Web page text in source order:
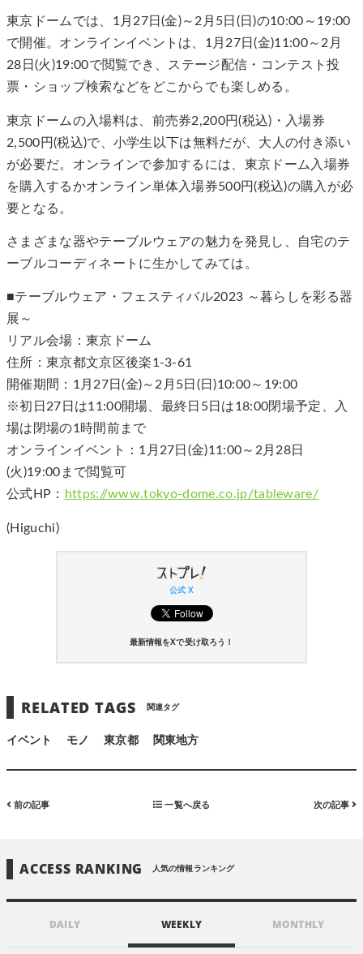
東京ドームでは、1月27日(金)～2月5日(日)の10:00～19:00
で開催。オンラインイベントは、1月27日(金)11:00～2月
28日(火)19:00で閲覧でき、ステージ配信・コンテスト投
票・ショップ検索などをどこからでも楽しめる。
東京ドームの入場料は、前売券2,200円(税込)・入場券
2,500円(税込)で、小学生以下は無料だが、大人の付き添い
が必要だ。オンラインで参加するには、東京ドーム入場券
を購入するかオンライン単体入場券500円(税込)の購入が必
要となる。
さまざまな器やテーブルウェアの魅力を発見し、自宅のテ
ーブルコーディネートに生かしてみては。
■テーブルウェア・フェスティバル2023 ～暮らしを彩る器
展～
リアル会場：東京ドーム
住所：東京都文京区後楽1-3-61
開催期間：1月27日(金)～2月5日(日)10:00～19:00
※初日27日は11:00開場、最終日5日は18:00閉場予定、入
場は閉場の1時間前まで
オンラインイベント：1月27日(金)11:00～2月28日
(火)19:00まで閲覧可
公式HP：
https://www.tokyo-dome.co.jp/tableware/
(Higuchi)
公式 X
最新情報をXで受け取ろう！
RELATED TAGS 関連タグ
イベント モノ 東京都 関東地方
前の記事 一覧へ戻る 次の記事
ACCESS RANKING 人気の情報ランキング
DAILY WEEKLY MONTHLY